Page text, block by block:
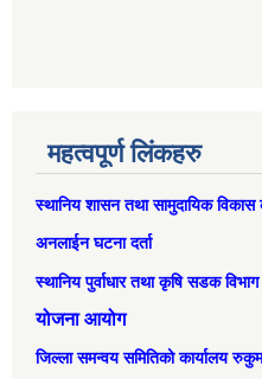
महत्वपूर्ण लिंकहरु
स्थानिय शासन तथा सामुदायिक
अनलाईन घटना दर्ता
स्थानिय पुर्वाधार तथा कृषि सडक विभाग
योजना आयोग
जिल्ला समन्वय समितिको कार्यालय रुकुम